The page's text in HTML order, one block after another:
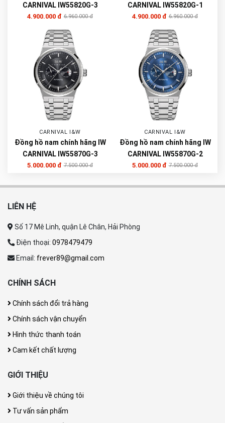
CARNIVAL IW55820G-3
4.900.000 đ 6.960.000 đ
CARNIVAL IW55820G-1
4.900.000 đ 6.960.000 đ
CARNIVAL I&W
Đồng hồ nam chính hãng IW
CARNIVAL IW55870G-3
5.000.000 đ 7.500.000 đ
CARNIVAL I&W
Đồng hồ nam chính hãng IW
CARNIVAL IW55870G-2
5.000.000 đ 7.500.000 đ
LIÊN HỆ
Số 17 Mê Linh, quận Lê Chân, Hải Phòng
Điện thoại: 0978479479
Email: frever89@gmail.com
CHÍNH SÁCH
Chính sách đổi trả hàng
Chính sách vận chuyển
Hình thức thanh toán
Cam kết chất lượng
GIỚI THIỆU
Giới thiệu về chúng tôi
Tư vấn sản phẩm